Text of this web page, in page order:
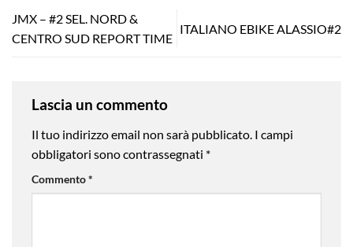
JMX – #2 SEL. NORD &
CENTRO SUD REPORT TIME
ITALIANO EBIKE ALASSIO#2
Lascia un commento
Il tuo indirizzo email non sarà pubblicato. I campi
obbligatori sono contrassegnati *
Commento*